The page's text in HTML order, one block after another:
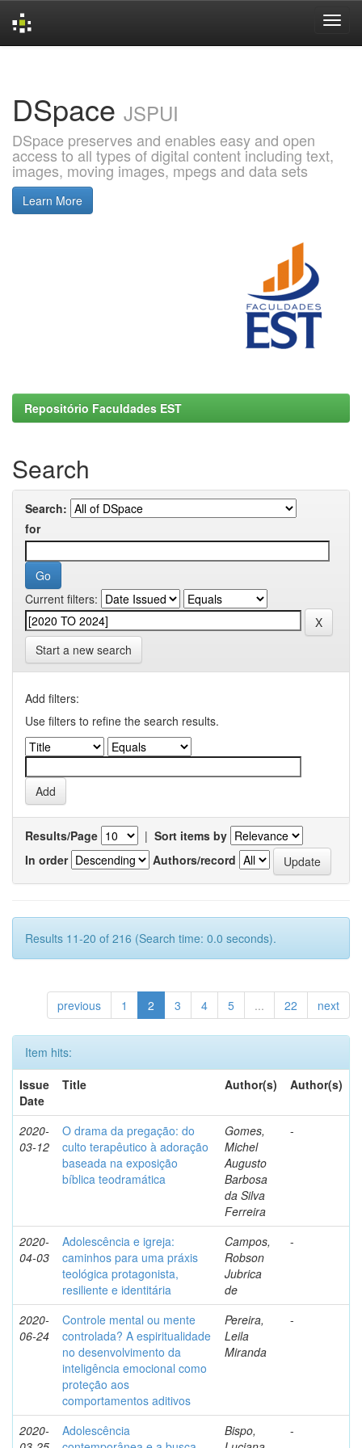
DSpace JSPUI
DSpace preserves and enables easy and open
access to all types of digital content including text,
images, moving images, mpegs and data sets
Learn More
Repositório Faculdades EST
Search
Search:
for
Current filters:
Start a new search
Add filters:
Use filters to refine the search results.
Results/Page | Sort items by
In order
Authors/record
Results 11-20 of 216 (Search time: 0.0 seconds).
previous 1 2 3 4 5 ... 22 next
Item hits:
Issue
Date
Title Author(s) Author(s)
2020-
03-12
O drama da pregação: do
culto terapêutico à adoração
baseada na exposição
bíblica teodramática
Gomes,
Michel
Augusto
Barbosa
da Silva
Ferreira
-
2020-
04-03
Adolescência e igreja:
caminhos para uma práxis
teológica protagonista,
resiliente e identitária
Campos,
Robson
Jubrica
de
-
2020-
06-24
Controle mental ou mente
controlada? A espiritualidade
no desenvolvimento da
inteligência emocional como
proteção aos
comportamentos aditivos
Pereira,
Leila
Miranda
-
2020-
Adolescência
Bispo,
-